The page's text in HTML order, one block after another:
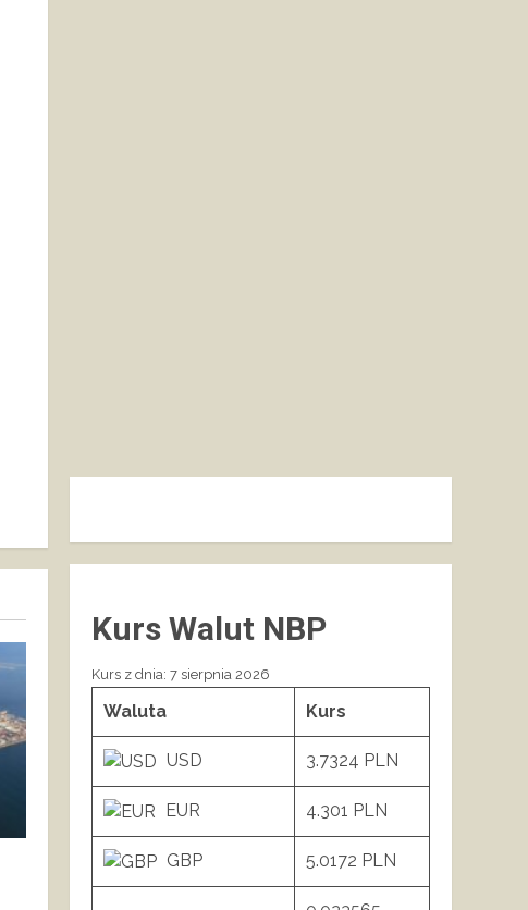
Kurs Walut NBP
Kurs z dnia: 7 sierpnia 2026
Waluta Kurs
USD 3.7324 PLN
EUR 4.301 PLN
GBP 5.0172 PLN